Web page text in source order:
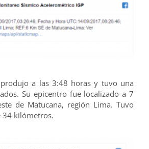
a las 3:48 horas y tuvo una
Su epicentro fue localizado a 7
de Matucana, región Lima. Tuvo
34 kilómetros.